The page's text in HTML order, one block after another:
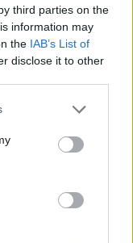
third parties on the
information may
the IAB’s List of
disclose it to other
2026-08-06 KL. 08:36
Hockey bland de fem